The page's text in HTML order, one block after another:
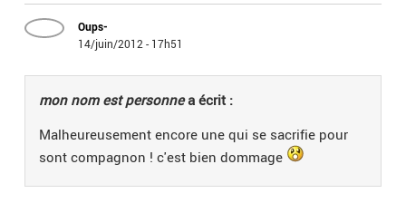
Oups-
14/juin/2012 - 17h51
mon nom est personnea écrit :
Malheureusement encore une qui se sacrifie pour
sont compagnon ! c'est bien dommage